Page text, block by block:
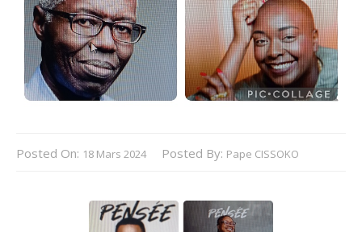
Posted On: 18 Mars 2024 Posted By: Pape CISSOKO